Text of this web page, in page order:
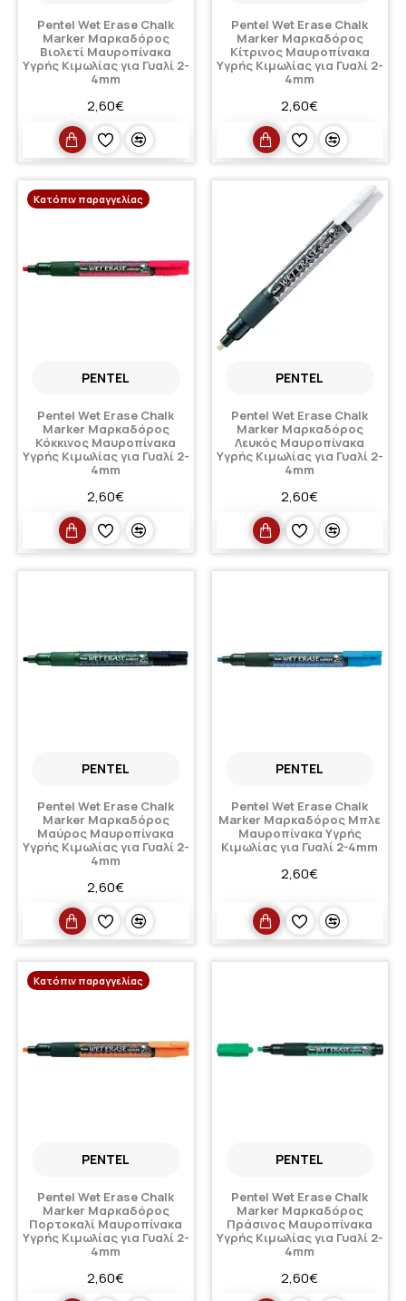
Pentel Wet Erase Chalk
Marker Μαρκαδόρος
Βιολετί Μαυροπίνακα
Υγρής Κιμωλίας για Γυαλί 2-
4mm
2,60€
Pentel Wet Erase Chalk
Marker Μαρκαδόρος
Κίτρινος Μαυροπίνακα
Υγρής Κιμωλίας για Γυαλί 2-
4mm
2,60€
Κατόπιν παραγγελίας
PENTEL
Pentel Wet Erase Chalk
Marker Μαρκαδόρος
Κόκκινος Μαυροπίνακα
Υγρής Κιμωλίας για Γυαλί 2-
4mm
2,60€
PENTEL
Pentel Wet Erase Chalk
Marker Μαρκαδόρος
Λευκός Μαυροπίνακα
Υγρής Κιμωλίας για Γυαλί 2-
4mm
2,60€
PENTEL
Pentel Wet Erase Chalk
Marker Μαρκαδόρος
Μαύρος Μαυροπίνακα
Υγρής Κιμωλίας για Γυαλί 2-
4mm
2,60€
PENTEL
Pentel Wet Erase Chalk
Marker Μαρκαδόρος Μπλε
Μαυροπίνακα Υγρής
Κιμωλίας για Γυαλί 2-4mm
2,60€
Κατόπιν παραγγελίας
PENTEL
Pentel Wet Erase Chalk
Marker Μαρκαδόρος
Πορτοκαλί Μαυροπίνακα
Υγρής Κιμωλίας για Γυαλί 2-
4mm
2,60€
PENTEL
Pentel Wet Erase Chalk
Marker Μαρκαδόρος
Πράσινος Μαυροπίνακα
Υγρής Κιμωλίας για Γυαλί 2-
4mm
2,60€